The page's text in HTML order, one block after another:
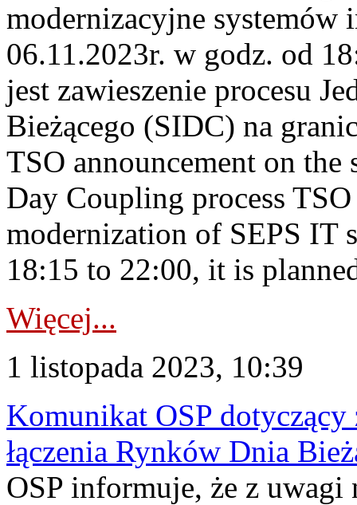
modernizacyjne systemów
06.11.2023r. w godz. od
jest zawieszenie procesu
Bieżącego (SIDC) na
TSO announcement on
Day Coupling process
modernization of SEPS IT
18:15 to 22:00, it is
Więcej...
1 listopada 2023, 10:39
Komunikat OSP dotyczący
łączenia Rynków Dnia
OSP informuje, że z uwagi